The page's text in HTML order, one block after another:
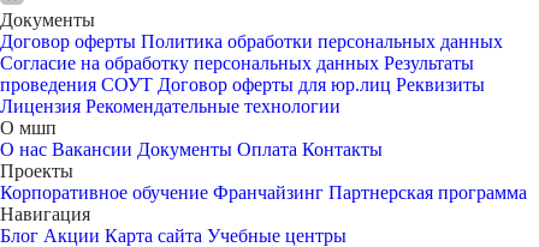
Документы
Договор оферты Политика обработки персональных данных
Согласие на обработку персональных данных Результаты
проведения СОУТ Договор оферты для юр.лиц Реквизиты
Лицензия Рекомендательные технологии
О мшп
О нас Вакансии Документы Оплата Контакты
Проекты
Корпоративное обучение Франчайзинг Партнерская программа
Навигация
Блог Акции Карта сайта Учебные центры